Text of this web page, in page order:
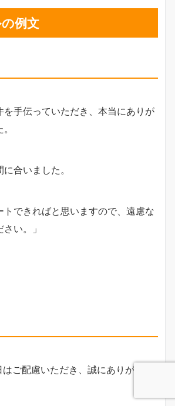
例文
を手伝っていただき、本当にありが
合いました。
トできればと思いますので、遠慮な
い。」
ご配慮いただき、誠にありがとう